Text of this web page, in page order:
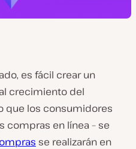
es fácil crear un
crecimiento del
que los consumidores
compras en línea – se
se realizarán en